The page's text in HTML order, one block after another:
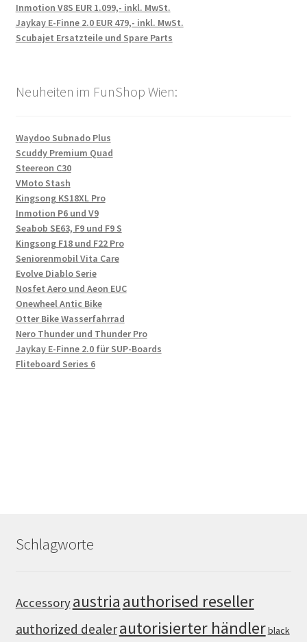
Inmotion V8S EUR 1.099,- inkl. MwSt.
Jaykay E-Finne 2.0 EUR 479,- inkl. MwSt.
Scubajet Ersatzteile und Spare Parts
Neuheiten im FunShop Wien:
Waydoo Subnado Plus
Scuddy Premium Quad
Steereon C30
VMoto Stash
Kingsong KS18XL Pro
Inmotion P6 und V9
Seabob SE63, F9 und F9 S
Kingsong F18 und F22 Pro
Seniorenmobil Vita Care
Evolve Diablo Serie
Nosfet Aero und Aeon EUC
Onewheel Antic Bike
Otter Bike Wasserfahrrad
Nero Thunder und Thunder Pro
Jaykay E-Finne 2.0 für SUP-Boards
Fliteboard Series 6
Schlagworte
Accessoryaustria authorised reseller
authorized dealerautorisierter händlerblack